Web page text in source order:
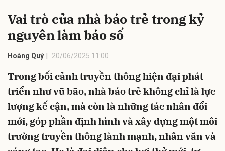
Vai trò của nhà báo trẻ trong kỷ
nguyên làm báo số
Hoàng Quý 20/06/2025 11:00
Trong bối cảnh truyền thông hiện đại phát
triển như vũ bão, nhà báo trẻ không chỉ là lực
lượng kế cận, mà còn là những tác nhân đổi
mới, góp phần định hình và xây dựng một môi
trường truyền thông lành mạnh, nhân văn và
Hủy Gửi